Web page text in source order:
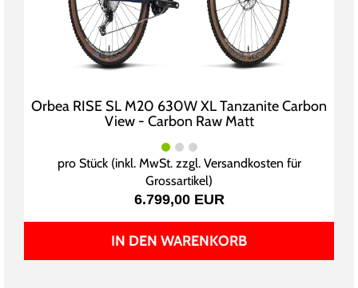
Orbea RISE SL M20 630W XL Tanzanite Carbon
View - Carbon Raw Matt
pro Stück (inkl. MwSt. zzgl. Versandkosten für
Grossartikel)
6.799,00 EUR
IN DEN WARENKORB